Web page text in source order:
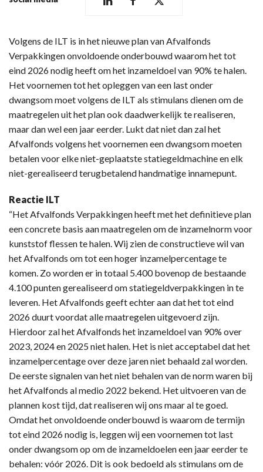
Volgens de ILT is in het nieuwe plan van Afvalfonds
Verpakkingen onvoldoende onderbouwd waarom het tot
eind 2026 nodig heeft om het inzameldoel van 90% te halen.
Het voornemen tot het opleggen van een last onder
dwangsom moet volgens de ILT als stimulans dienen om de
maatregelen uit het plan ook daadwerkelijk te realiseren,
maar dan wel een jaar eerder. Lukt dat niet dan zal het
Afvalfonds volgens het voornemen een dwangsom moeten
betalen voor elke niet-geplaatste statiegeldmachine en elk
niet-gerealiseerd terugbetalend handmatige innamepunt.
Reactie ILT
“Het Afvalfonds Verpakkingen heeft met het definitieve plan
een concrete basis aan maatregelen om de inzamelnorm voor
kunststof flessen te halen. Wij zien de constructieve wil van
het Afvalfonds om tot een hoger inzamelpercentage te
komen. Zo worden er in totaal 5.400 bovenop de bestaande
4.100 punten gerealiseerd om statiegeldverpakkingen in te
leveren. Het Afvalfonds geeft echter aan dat het tot eind
2026 duurt voordat alle maatregelen uitgevoerd zijn.
Hierdoor zal het Afvalfonds het inzameldoel van 90% over
2023, 2024 en 2025 niet halen. Het is niet acceptabel dat het
inzamelpercentage over deze jaren niet behaald zal worden.
De eerste signalen van het niet behalen van de norm waren bij
het Afvalfonds al medio 2022 bekend. Het uitvoeren van de
plannen kost tijd, dat realiseren wij ons maar al te goed.
Omdat het onvoldoende onderbouwd is waarom de termijn
tot eind 2026 nodig is, leggen wij een voornemen tot last
onder dwangsom op om de inzameldoelen een jaar eerder te
behalen: vóór 2026. Dit is ook bedoeld als stimulans om de